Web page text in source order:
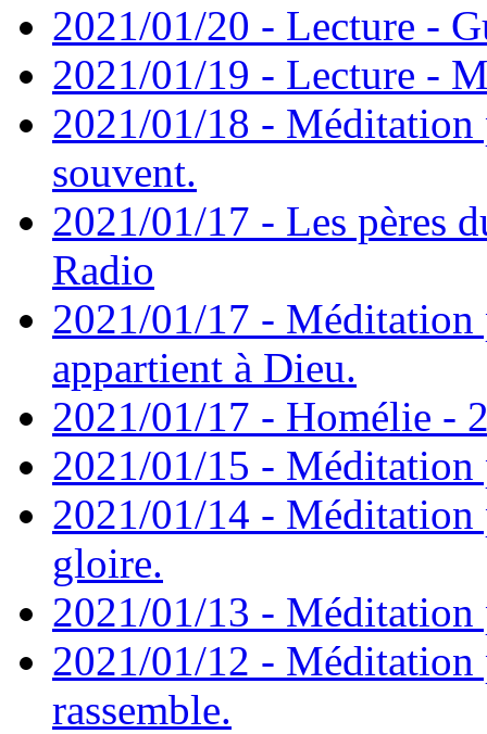
2021/01/20 - Lecture -
2021/01/19 - Lecture -
2021/01/18 - Méditation
souvent.
2021/01/17 - Les pères
Radio
2021/01/17 - Méditation
appartient à Dieu.
2021/01/17 - Homélie -
2021/01/15 - Méditation
2021/01/14 - Méditation
gloire.
2021/01/13 - Méditation
2021/01/12 - Méditation
rassemble.